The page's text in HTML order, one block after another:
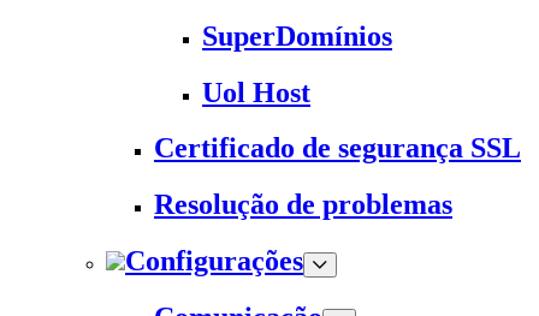
SuperDomínios
Uol Host
Certificado de segurança SSL
Resolução de problemas
Configurações